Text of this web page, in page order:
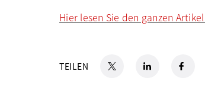
Hier lesen Sie den ganzen
TEILEN wird in einer neuen
LinkedIn
wird in einerFacebook
wird in